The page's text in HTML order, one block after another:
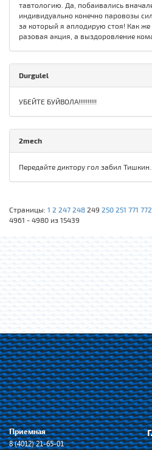
тавтологию. Да, побаивались
индивидуально конечно паровозы
за который я аплодирую стоя! Как же
разовая акция, а выздоровление
Durgulel
УБЕЙТЕ БУЙВОЛА!!!!!!!!!!
2mech
Передайте диктору гол забил Тишкин...
Страницы: 1 2 247 248 249 250 251 771 772
4961 - 4980 из 15439
Приемная
8 (4012) 21-65-01